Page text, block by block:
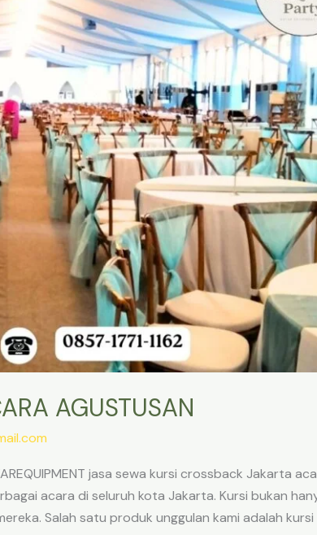
AGUSTUSAN
jasa sewa kursi crossback Jakarta
acara di seluruh kota Jakarta. Kursi bukan
Salah satu produk unggulan kami adalah kursi